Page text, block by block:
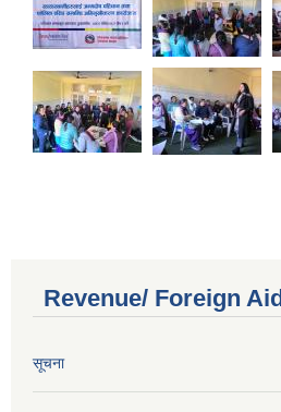
Revenue/ Foreign Aid
सूचना